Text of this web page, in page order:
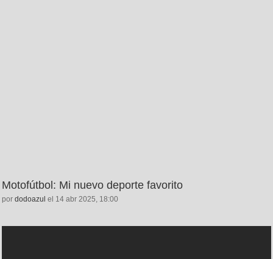
Motofútbol: Mi nuevo deporte favorito
por dodoazul el 14 abr 2025, 18:00